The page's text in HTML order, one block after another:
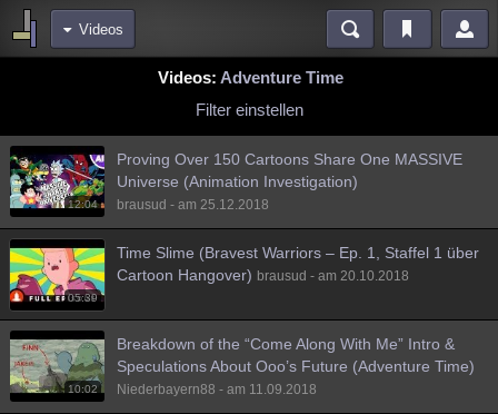
Videos
Blogs
Chat 2 Wiki
meine Rubriken
Menschen Wissenschaft Politik
Spiritualität Verschwörungen Technologie Ufologie
Natur Umfragen
weitere Rubriken
Philosophie Träume Orte Esoterik Literatur
Videos: Adventure Time
Filter einstellen
12:04
Proving Over 150 Cartoons Share One MASSIVE
Universe (Animation Investigation)
brausud - am 25.12.2018
05:39
Time Slime (Bravest Warriors – Ep. 1, Staffel 1 über
Cartoon Hangover) brausud - am 20.10.2018
10:02
Breakdown of the “Come Along With Me” Intro &
Speculations About Ooo’s Future (Adventure Time)
Niederbayern88 - am 11.09.2018